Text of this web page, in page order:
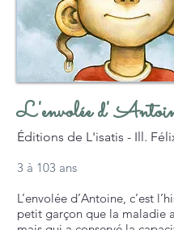
L'envolée d'
Éditions de L'isatis - Ill.
3 à 103 ans
L’envolée d’Antoine, c’est
petit garçon que la maladie